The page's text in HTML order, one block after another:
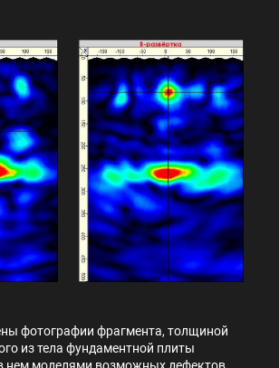
фотографии фрагмента, толщиной
из тела фундаментной плиты